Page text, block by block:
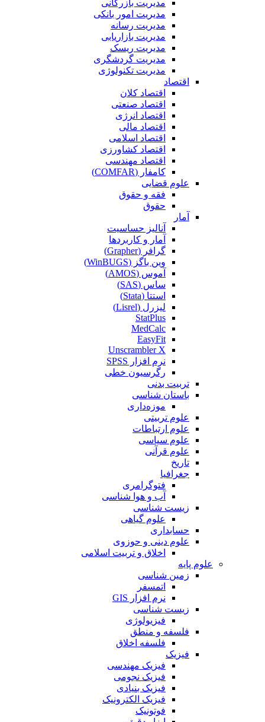
مدیریت بازرگانی
مدیریت امور بانکی
مدیریت رسانه
مدیریت بازاریابی
مدیریت ریسک
مدیریت گردشگری
مدیریت تکنولوژی
اقتصاد
اقتصاد کلان
اقتصاد صنعتی
اقتصاد انرژی
اقتصاد مالی
اقتصاد اسلامی
اقتصاد کشاورزی
اقتصاد مهندسی
کامفار (COMFAR)
علوم قضایی
فقه و حقوق
حقوق
آمار
آنالیز حساسیت
آمار و کاربردها
گرافر (Grapher)
وین باگز (WinBUGS)
آموس (AMOS)
ساس (SAS)
استتا (Stata)
لیزرل (Lisrel)
StatPlus
MedCalc
EasyFit
Unscrambler X
نرم افزار SPSS
رگرسیون خطی
تربیت بدنی
باستان شناسی
موزه‌داری
علوم تربیتی
علوم ارتباطات
علوم سیاسی
علوم قرآنی
تاریخ
جغرافیا
فتوگرامری
آب و هوا شناسی
زیست شناسی
علوم گیاهی
حسابداری
علوم دینی و حوزوی
اخلاق و تربیت اسلامی
علوم پایه
زمین شناسی
اتمسفر
نرم افزار GIS
زیست شناسی
فیزیولوژی
فلسفه و منطق
فلسفه اخلاق
فیزیک
فیزیک مهندسی
فیزیک نجومی
فیزیک بنیادی
فیزیک الکترونیک
فوتونیک